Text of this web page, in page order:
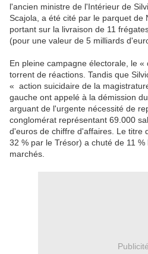
l'ancien ministre de l'Intérieur de
Scajola, a été cité par le parquet de
portant sur la livraison de 11
(pour une valeur de 5 milliards
En pleine campagne électorale, le
torrent de réactions. Tandis que
« action suicidaire de la
gauche ont appelé à la démission
arguant de l'urgente nécessité de
conglomérat représentant 69.000
d'euros de chiffre d'affaires. Le titre
32 % par le Trésor) a chuté de 11
marchés.
Publicité